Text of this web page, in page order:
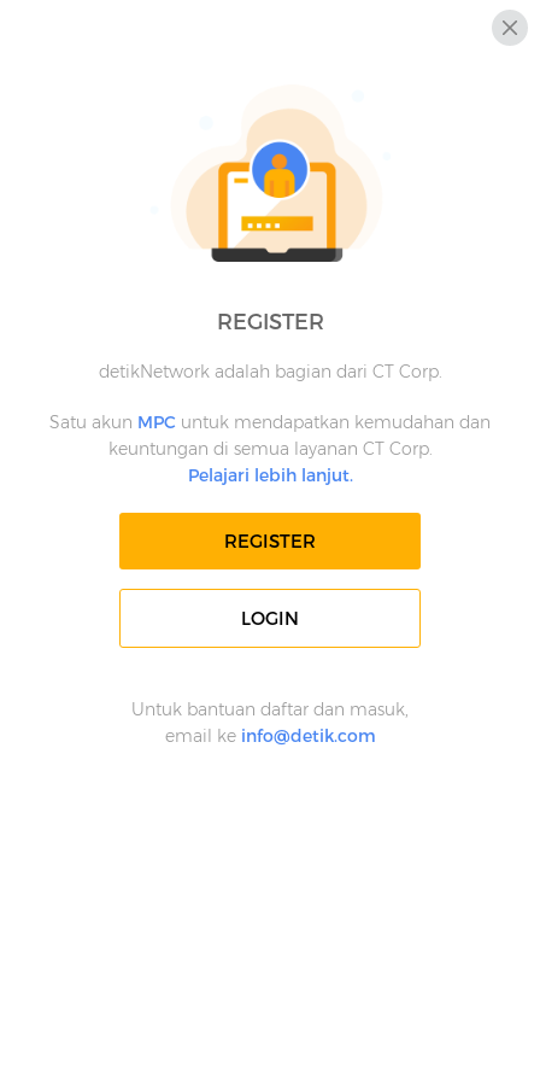
REGISTER
detikNetwork adalah bagian dari CT Corp.
Satu akun MPC untuk mendapatkan kemudahan dan
keuntungan di semua layanan CT Corp.
Pelajari lebih lanjut.
REGISTER
LOGIN
Untuk bantuan daftar dan masuk,
email ke info@detik.com